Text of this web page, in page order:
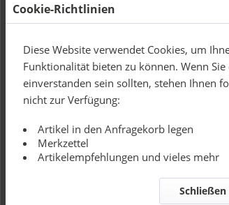
Cookie-Richtlinien
Diese Website verwendet Cookies, um
Funktionalität bieten zu können. Wenn
einverstanden sein sollten, stehen Ihnen
nicht zur Verfügung:
Artikel in den Anfragekorb legen
Merkzettel
Artikelempfehlungen und vieles mehr
Schließen